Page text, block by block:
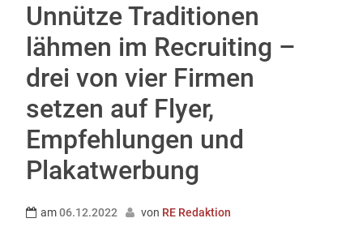
Unnütze Traditionen
lähmen im Recruiting –
drei von vier Firmen
setzen auf Flyer,
Empfehlungen und
Plakatwerbung
am06.12.2022 von RE Redaktion